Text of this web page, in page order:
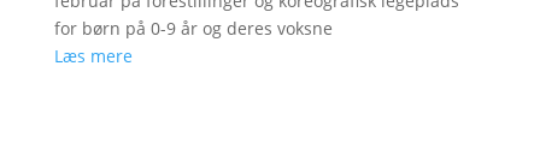
for børn på 0-9 år og deres voksne
Læs mere